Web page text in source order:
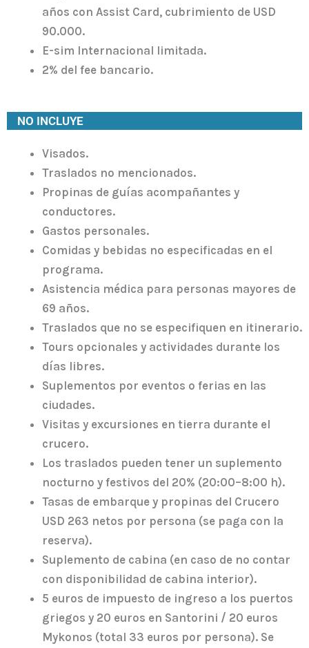
años con Assist Card, cubrimiento de USD
90.000.
E-sim Internacional limitada.
2% del fee bancario.
NO INCLUYE
Visados.
Traslados no mencionados.
Propinas de guías acompañantes y
conductores.
Gastos personales.
Comidas y bebidas no especificadas en el
programa.
Asistencia médica para personas mayores de
69 años.
Traslados que no se especifiquen en itinerario.
Tours opcionales y actividades durante los
días libres.
Suplementos por eventos o ferias en las
ciudades.
Visitas y excursiones en tierra durante el
crucero.
Los traslados pueden tener un suplemento
nocturno y festivos del 20% (20:00–8:00 h).
Tasas de embarque y propinas del Crucero
USD 263 netos por persona (se paga con la
reserva).
Suplemento de cabina (en caso de no contar
con disponibilidad de cabina interior).
5 euros de impuesto de ingreso a los puertos
griegos y 20 euros en Santorini / 20 euros
Mykonos (total 33 euros por persona). Se